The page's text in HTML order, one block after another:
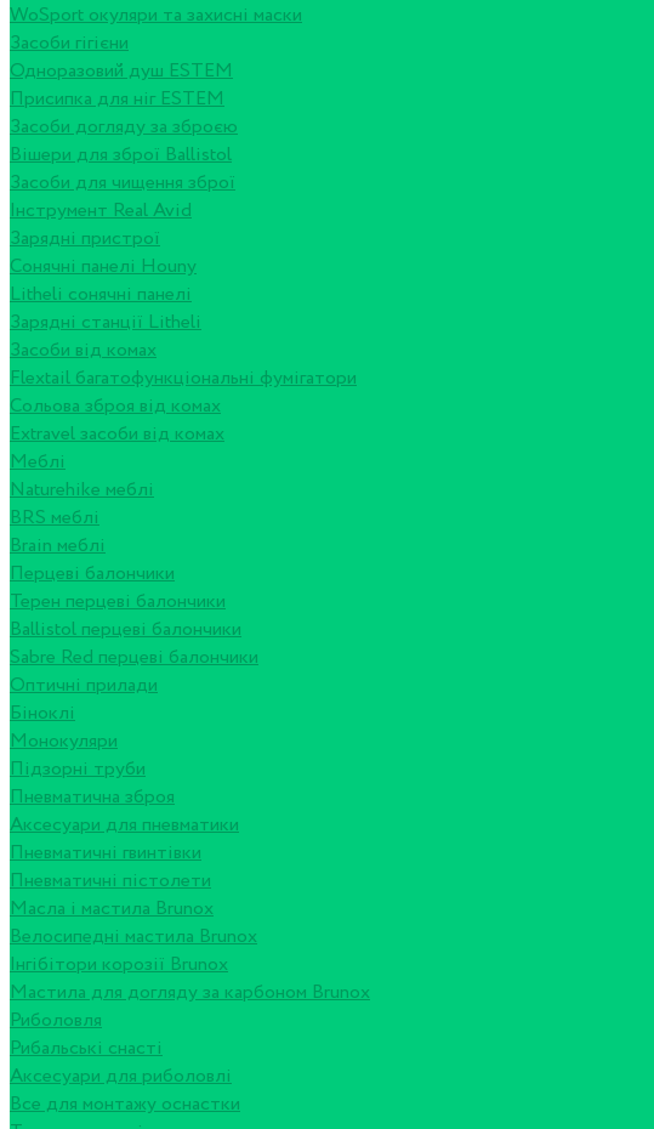
WoSport окуляри та захисні маски
Засоби гігієни
Одноразовий душ ESTEM
Присипка для ніг ESTEM
Засоби догляду за зброєю
Вішери для зброї Ballistol
Засоби для чищення зброї
Інструмент Real Avid
Зарядні пристрої
Сонячні панелі Houny
Litheli сонячні панелі
Зарядні станції Litheli
Засоби від комах
Flextail багатофункціональні фумігатори
Сольова зброя від комах
Extravel засоби від комах
Меблі
Naturehike меблі
BRS меблі
Brain меблі
Перцеві балончики
Терен перцеві балончики
Ballistol перцеві балончики
Sabre Red перцеві балончики
Оптичні прилади
Біноклі
Монокуляри
Підзорні труби
Пневматична зброя
Аксесуари для пневматики
Пневматичні гвинтівки
Пневматичні пістолети
Масла і мастила Brunox
Велосипедні мастила Brunox
Інгібітори корозії Brunox
Мастила для догляду за карбоном Brunox
Риболовля
Рибальські снасті
Аксесуари для риболовлі
Все для монтажу оснастки